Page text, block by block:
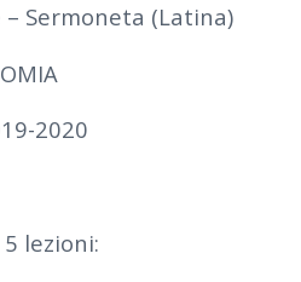
Sermoneta (Latina)
2020
lezioni: